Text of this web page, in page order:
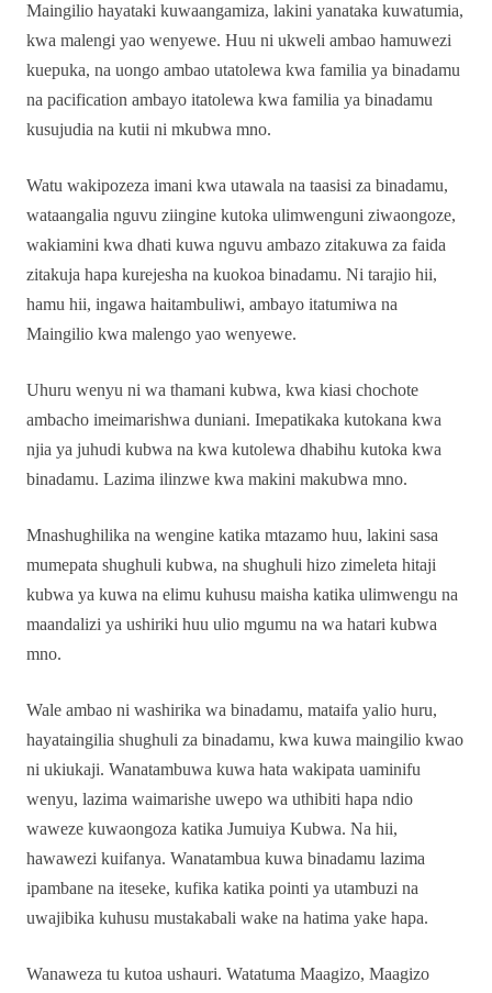
Maingilio hayataki kuwaangamiza, lakini yanataka kuwatumia,
kwa malengi yao wenyewe. Huu ni ukweli ambao hamuwezi
kuepuka, na uongo ambao utatolewa kwa familia ya binadamu
na pacification ambayo itatolewa kwa familia ya binadamu
kusujudia na kutii ni mkubwa mno.
Watu wakipozeza imani kwa utawala na taasisi za binadamu,
wataangalia nguvu ziingine kutoka ulimwenguni ziwaongoze,
wakiamini kwa dhati kuwa nguvu ambazo zitakuwa za faida
zitakuja hapa kurejesha na kuokoa binadamu. Ni tarajio hii,
hamu hii, ingawa haitambuliwi, ambayo itatumiwa na
Maingilio kwa malengo yao wenyewe.
Uhuru wenyu ni wa thamani kubwa, kwa kiasi chochote
ambacho imeimarishwa duniani. Imepatikaka kutokana kwa
njia ya juhudi kubwa na kwa kutolewa dhabihu kutoka kwa
binadamu. Lazima ilinzwe kwa makini makubwa mno.
Mnashughilika na wengine katika mtazamo huu, lakini sasa
mumepata shughuli kubwa, na shughuli hizo zimeleta hitaji
kubwa ya kuwa na elimu kuhusu maisha katika ulimwengu na
maandalizi ya ushiriki huu ulio mgumu na wa hatari kubwa
mno.
Wale ambao ni washirika wa binadamu, mataifa yalio huru,
hayataingilia shughuli za binadamu, kwa kuwa maingilio kwao
ni ukiukaji. Wanatambuwa kuwa hata wakipata uaminifu
wenyu, lazima waimarishe uwepo wa uthibiti hapa ndio
waweze kuwaongoza katika Jumuiya Kubwa. Na hii,
hawawezi kuifanya. Wanatambua kuwa binadamu lazima
ipambane na iteseke, kufika katika pointi ya utambuzi na
uwajibika kuhusu mustakabali wake na hatima yake hapa.
Wanaweza tu kutoa ushauri. Watatuma Maagizo, Maagizo